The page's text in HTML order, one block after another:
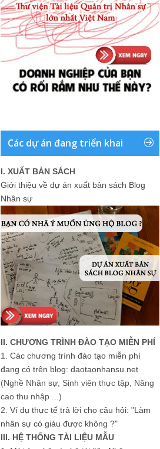
Các dự án đang triển khai
I. XUẤT BẢN SÁCH
Giới thiệu về dự án xuất bản sách Blog
Nhân sự
II. CHƯƠNG TRÌNH ĐÀO TẠO MIỄN PHÍ
1. Các chương trình đào tạo miễn phí
đang có trên blog: daotaonhansu.net
(Nghề Nhân sự, Sinh viên thực tập, Nâng
cao thu nhập ...)
2. Ví dụ thực tế trả lời cho câu hỏi: "Làm
nhân sự có giàu được không ?"
III. HỆ THỐNG TÀI LIỆU MẪU